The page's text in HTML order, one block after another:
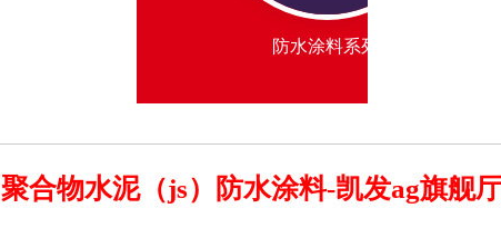
防水涂料系列
聚合物水泥（js）防水涂料-凯发ag旗舰